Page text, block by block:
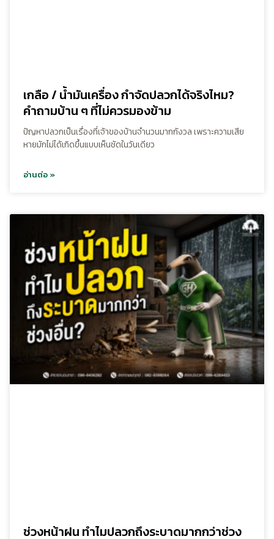
เกลือ / น้ำมันเครื่อง กำจัดปลวกได้จริงไหม?
คำถามบ้าน ๆ ที่ไม่ควรมองข้าม
ปัญหาปลวกเป็นเรื่องที่เจ้าของบ้านจำนวนมากกังวล เพราะความเสีย
หายมักไม่ได้เกิดขึ้นแบบเห็นชัดในวันเดียว
อ่านต่อ »
ช่วงหน้าฝน ทำไมปลวกถึงระบาดมากกว่าช่วง